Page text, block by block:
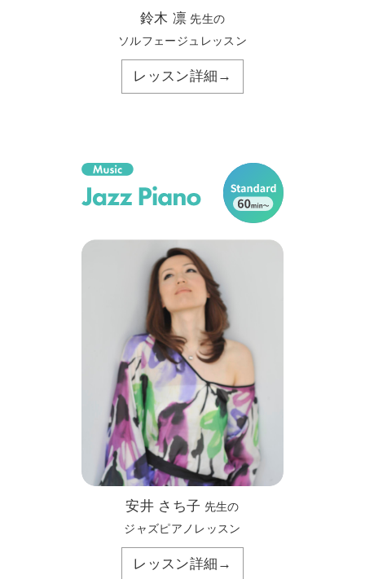
鈴木 凛 先生の
ソルフェージュレッスン
レッスン詳細→
安井 さち子 先生の
ジャズピアノレッスン
レッスン詳細→